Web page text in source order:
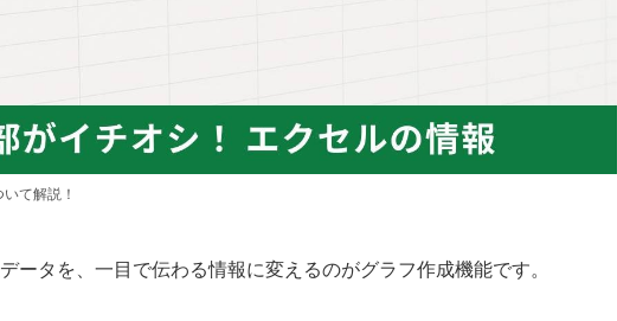
て解説！
ータを、一目で伝わる情報に変えるのがグラフ作成機能です。